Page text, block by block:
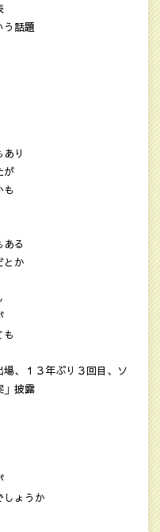
う話題
り
が
も
ある
とか
も
場、１３年ぶり３回目、ソ
」披露
しょうか